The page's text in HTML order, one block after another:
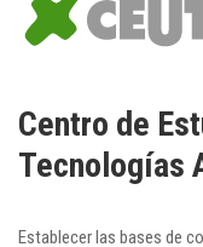
Centro de
Tecnologías
Establecer las bases de